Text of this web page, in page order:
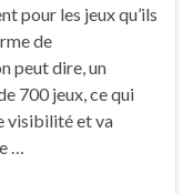
pour les jeux qu’ils
de
peut dire, un
700 jeux, ce qui
visibilité et va
…